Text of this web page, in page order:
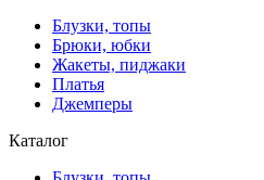
Блузки, топы
Брюки, юбки
Жакеты, пиджаки
Платья
Джемперы
Каталог